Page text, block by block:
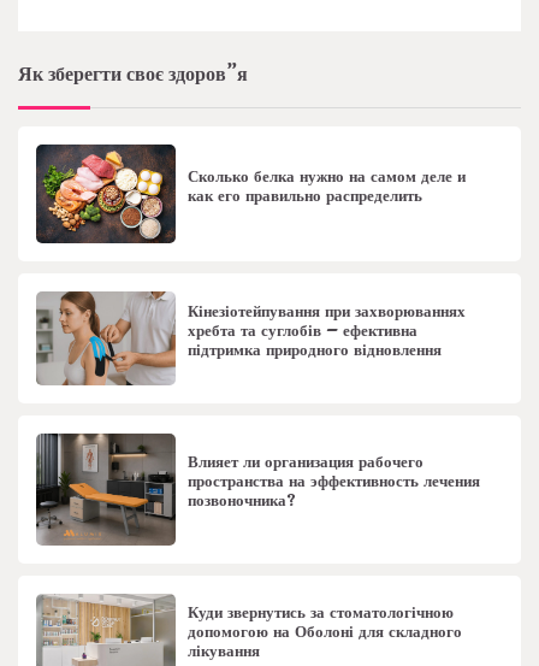
Як зберегти своє здоров”я
Сколько белка нужно на самом деле и
как его правильно распределить
Кінезіотейпування при захворюваннях
хребта та суглобів – ефективна
підтримка природного відновлення
Влияет ли организация рабочего
пространства на эффективность лечения
позвоночника?
Куди звернутись за стоматологічною
допомогою на Оболоні для складного
лікування